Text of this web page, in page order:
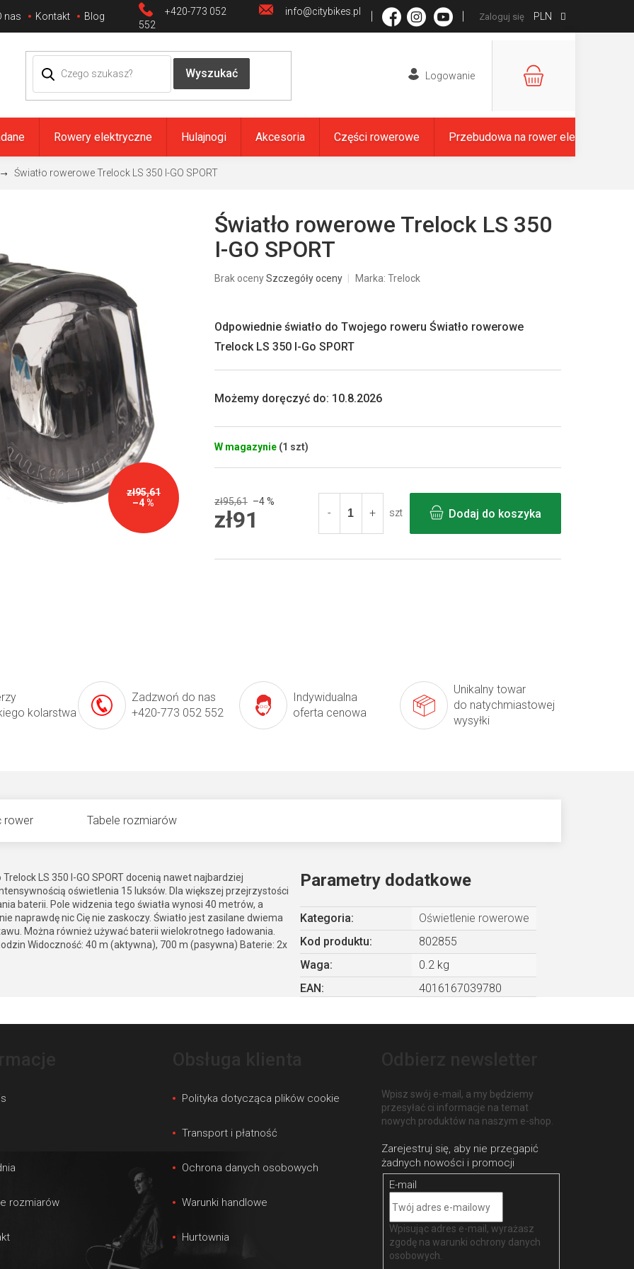
+420-773 052
552
info@citybikes.pl
nas Kontakt Blog PLN
Zaloguj się
KOSZYK
Rowery elektryczne Hulajnogi Akcesoria Części rowerowe Przebudowa na rower elektryczny
Światło rowerowe Trelock LS 350 I-GO SPORT
zł95,61
–4 %
W magazynie (1 szt)
Możemy doręczyć do: 10.8.2026
Odpowiednie światło do Twojego roweru Światło rowerowe
Trelock LS 350 I-Go SPORT
Światło rowerowe Trelock LS 350
I-GO SPORT
Średnia
0,0
5
Brak ocenySzczegóły oceny Marka: Trelock
zł95,61 –4 %
zł91 szt Dodaj do koszyka
kolarstwa
Zadzwoń do nas
+420-773 052 552
Indywidualna
oferta cenowa
Unikalny towar
do natychmiastowej
wysyłki
rower Tabele rozmiarów
LS 350 I-GO SPORT docenią nawet najbardziej
oświetlenia 15 luksów. Dla większej przejrzystości
baterii. Pole widzenia tego światła wynosi 40 metrów, a
naprawdę nic Cię nie zaskoczy. Światło jest zasilane dwiema
Można również używać baterii wielokrotnego ładowania.
Widoczność: 40 m (aktywna), 700 m (pasywna) Baterie: 2x
Parametry dodatkowe
Kategoria:
Oświetlenie rowerowe
Kod produktu:
802855
Waga:
0.2 kg
EAN : 4016167039780
rozmiarów
Polityka dotycząca plików cookie
Transport i płatność
Ochrona danych osobowych
Warunki handlowe
Hurtownia
Wpisz swój e-mail, a my będziemy
przesyłać ci informacje na temat
nowych produktów na naszym e-shop.
E-mail
Wpisując adres e-mail, wyrażasz
zgodę nawarunki ochrony danych
osobowych